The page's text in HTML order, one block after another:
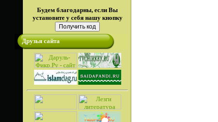
Будем благодарны, если Вы
установите у себя нашу кнопку
Друзья сайта